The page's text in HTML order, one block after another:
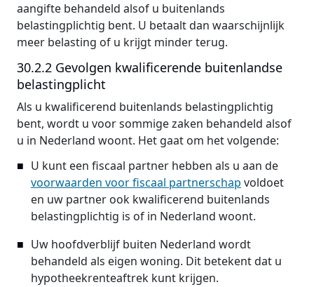
aangifte behandeld alsof u buitenlands
belastingplichtig bent. U betaalt dan waarschijnlijk
meer belasting of u krijgt minder terug.
30.2.2 Gevolgen kwalificerende buitenlandse
belastingplicht
Als u kwalificerend buitenlands belastingplichtig
bent, wordt u voor sommige zaken behandeld alsof
u in Nederland woont. Het gaat om het volgende:
U kunt een fiscaal partner hebben als u aan de
voorwaarden voor fiscaal partnerschap voldoet
en uw partner ook kwalificerend buitenlands
belastingplichtig is of in Nederland woont.
Uw hoofdverblijf buiten Nederland wordt
behandeld als eigen woning. Dit betekent dat u
hypotheekrenteaftrek kunt krijgen.